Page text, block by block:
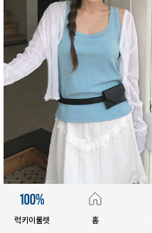
럭키이룰렛 홈
E.SELECT
메퓨하 골지 스퀘어넥 나시